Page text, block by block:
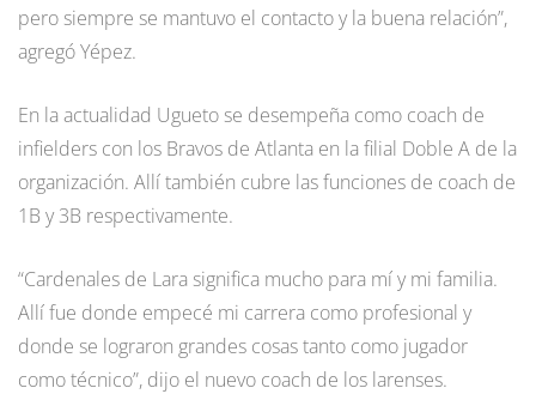
pero siempre se mantuvo el contacto y la buena relación”,
agregó Yépez.
En la actualidad Ugueto se desempeña como coach de
infielders con los Bravos de Atlanta en la filial Doble A de la
organización. Allí también cubre las funciones de coach de
1B y 3B respectivamente.
“Cardenales de Lara significa mucho para mí y mi familia.
Allí fue donde empecé mi carrera como profesional y
donde se lograron grandes cosas tanto como jugador
como técnico”, dijo el nuevo coach de los larenses.